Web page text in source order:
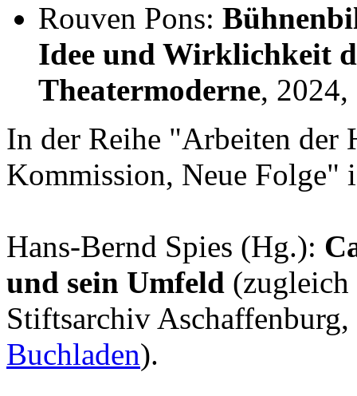
Rouven Pons:
Idee und Wirklichkeit
Theatermoderne,
In der Reihe "Arbeiten der
Kommission, Neue Folge"
Hans-Bernd Spies (Hg.):
und sein Umfeld
Stiftsarchiv
Buchladen).